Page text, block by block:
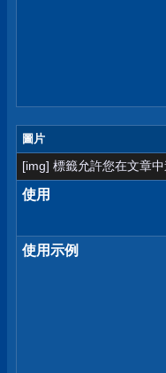
圖片
[img] 標籤允許您在文章
使用
使用示例